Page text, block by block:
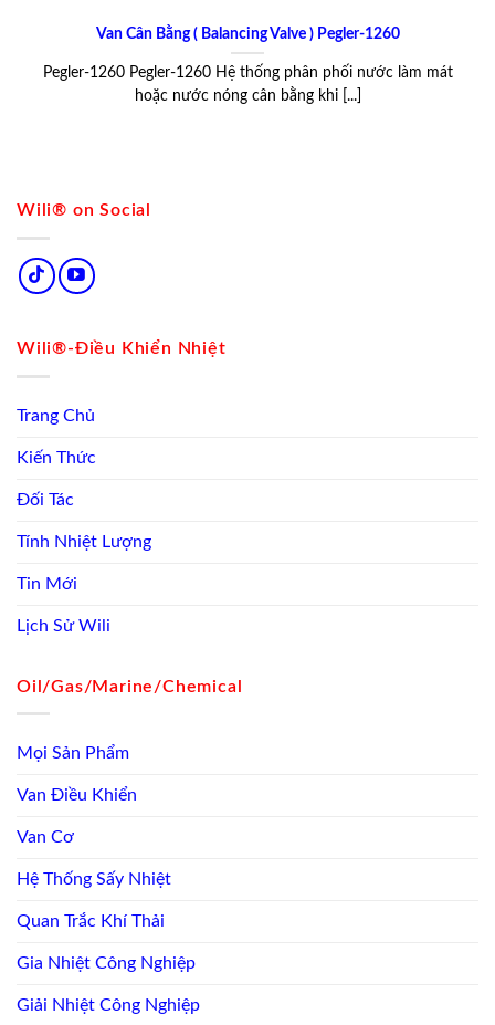
Wili® on Social
Wili®-Điều Khiển Nhiệt
Trang Chủ
Kiến Thức
Đối Tác
Tính Nhiệt Lượng
Tin Mới
Lịch Sử Wili
Oil/Gas/Marine/Chemical
Mọi Sản Phẩm
Van Điều Khiển
Van Cơ
Hệ Thống Sấy Nhiệt
Quan Trắc Khí Thải
Gia Nhiệt Công Nghiệp
Giải Nhiệt Công Nghiệp
Van Cân Bằng ( Balancing Valve ) Pegler-1260
Pegler-1260 Pegler-1260 Hệ thống phân phối nước làm mát
hoặc nước nóng cân bằng khi [...]